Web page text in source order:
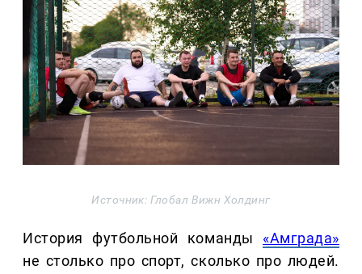
Источник: Глобал Вижн Холдинг
История футбольной команды «Амграда»
не столько про спорт, сколько про людей.